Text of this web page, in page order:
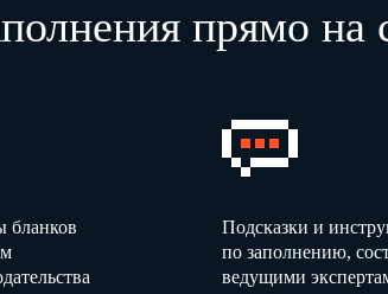
прямо на
бланков
Подсказки и
по заполнению,
ведущими